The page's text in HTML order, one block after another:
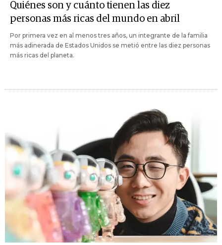
Quiénes son y cuánto tienen las diez
personas más ricas del mundo en abril
Por primera vez en al menos tres años, un integrante de la familia
más adinerada de Estados Unidos se metió entre las diez personas
más ricas del planeta.